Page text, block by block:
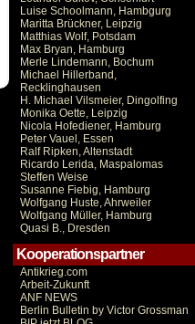
Luise Schoolmann, Hambgurg
Maritta Brückner, Leipzig
Matthias Wolf, Potsdam
Max Bryan, Hamburg
Merle Lindemann, Bochum
Michael Hillerband,
Recklinghausen
H. Michael Vilsmeier, Dingolfing
Monika Oette, Leipzig
Nicola Hofediener, Hamburg
Peter Vauel, Essen
Ralf Ripken, Altenstadt
Ricardo Lerida, Maspalomas
Steffen Weise
Susanne Fiebig, Hamburg
Wolfgang Huste, Ahrweiler
Wolfgang Müller, Hamburg
Quasi B., Dresden
Kooperationspartner
Antikrieg.com
Arbeit-Zukunft
ANF NEWS
Berlin Bulletin by Victor Grossman